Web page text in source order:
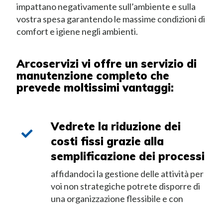
impattano negativamente sull’ambiente e sulla
vostra spesa garantendo le massime condizioni di
comfort e igiene negli ambienti.
Arcoservizi vi offre un servizio di
manutenzione completo che
prevede moltissimi vantaggi:
Vedrete la riduzione dei
costi fissi grazie alla
semplificazione dei processi
affidandoci la gestione delle attività per
voi non strategiche potrete disporre di
una organizzazione flessibile e con